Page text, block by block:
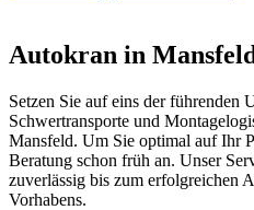
Autokran in
Setzen Sie auf eins der führenden
Schwertransporte und
Mansfeld. Um Sie optimal auf Ihr
Beratung schon früh an. Unser
zuverlässig bis zum erfolgreichen
Vorhabens.